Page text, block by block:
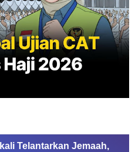
Telantarkan Jemaah,